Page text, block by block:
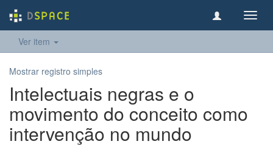
Ver item
Mostrar registro simples
Intelectuais negras e o
movimento do conceito como
intervenção no mundo